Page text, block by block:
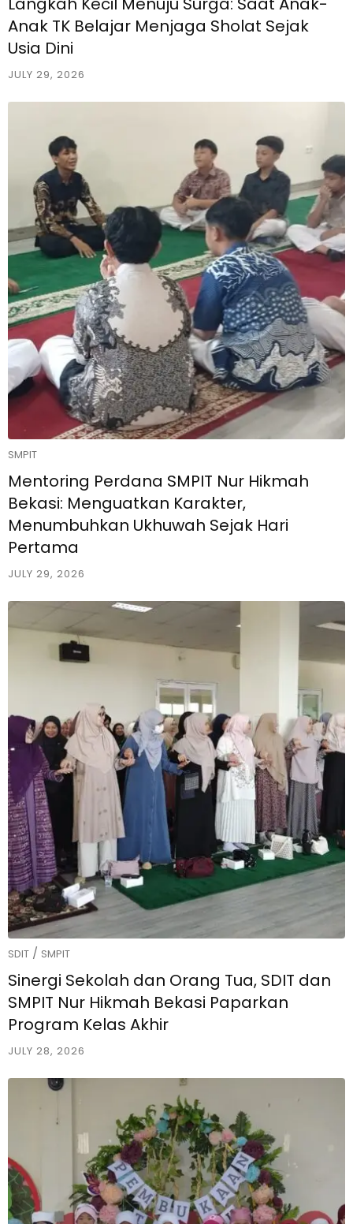
Anak TK Belajar Menjaga Sholat Sejak
Usia Dini
JULY 29, 2026
SMPIT
Mentoring Perdana SMPIT Nur Hikmah
Bekasi: Menguatkan Karakter,
Menumbuhkan Ukhuwah Sejak Hari
Pertama
JULY 29, 2026
SDIT / SMPIT
Sinergi Sekolah dan Orang Tua, SDIT dan
SMPIT Nur Hikmah Bekasi Paparkan
Program Kelas Akhir
JULY 28, 2026